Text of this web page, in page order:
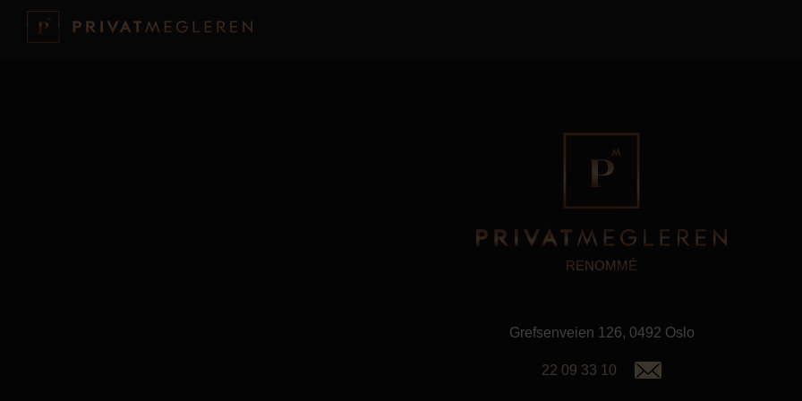
RENOMMÉ
Grefsenveien 126, 0492 Oslo
22 09 33 10